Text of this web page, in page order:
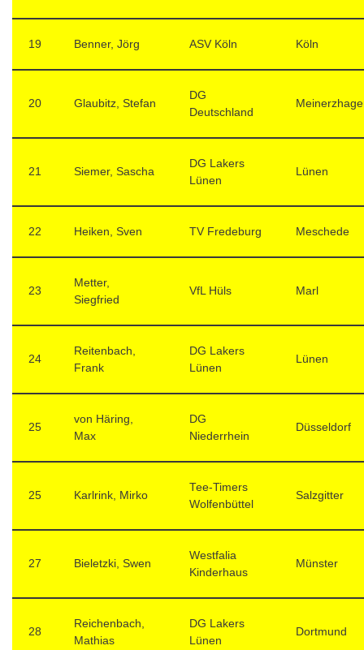
19 Benner, Jörg ASV Köln Köln
20 Glaubitz, Stefan
DG
Deutschland
21 Siemer, Sascha
DG Lakers
Lünen
Lünen
22 Heiken, Sven TV Fredeburg Meschede
23
Metter,
Siegfried
VfL Hüls Marl
24
Reitenbach,
Frank
DG Lakers
Lünen
Lünen
25
von Häring,
Max
DG
Niederrhein
Düsseldorf
25 Karlrink, Mirko
Tee-Timers
Wolfenbüttel
Salzgitter
27 Bieletzki, Swen
Westfalia
Kinderhaus
Münster
28
Reichenbach,
Mathias
DG Lakers
Lünen
Dortmund